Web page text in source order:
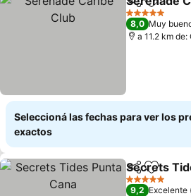
Compartir
Añadir
5 Estrellas
8,0 Muy
a 11.2 km
Seleccioná las fechas para ver los
exactos
Compartir
Añadir
Secrets
5 Estrellas
9,2 Excelente